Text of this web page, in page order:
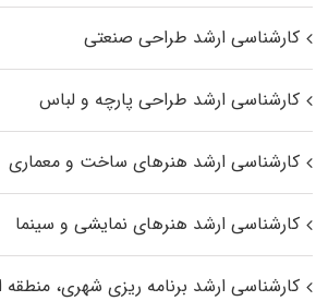
کارشناسی ارشد طراحی صنعتی
کارشناسی ارشد طراحی پارچه و لباس
کارشناسی ارشد هنرهای ساخت و معماری
کارشناسی ارشد هنرهای نمایشی و سینما
کارشناسی ارشد برنامه ریزی شهری،